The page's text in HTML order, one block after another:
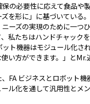
の必要性に応えて食品や
を形に」に基づいている。
ーズの実現のために一つ
私たちはハンドチャック
ト機器はモジュール化さ
い方ができます。」とMr.
FA ビジネスとロボット
ル化を通して汎用性とメ